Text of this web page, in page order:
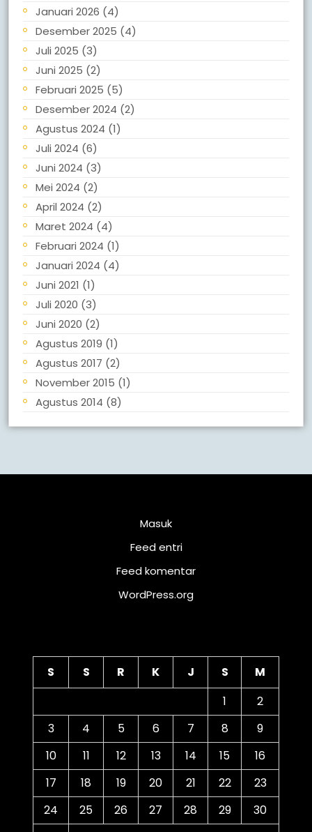
Januari 2026 (4)
Desember 2025 (4)
Juli 2025 (3)
Juni 2025 (2)
Februari 2025 (5)
Desember 2024 (2)
Agustus 2024 (1)
Juli 2024 (6)
Juni 2024 (3)
Mei 2024 (2)
April 2024 (2)
Maret 2024 (4)
Februari 2024 (1)
Januari 2024 (4)
Juni 2021 (1)
Juli 2020 (3)
Juni 2020 (2)
Agustus 2019 (1)
Agustus 2017 (2)
November 2015 (1)
Agustus 2014 (8)
Masuk
Feed entri
Feed komentar
WordPress.org
S S R K J S
M
1
2
3
4 5 6 7 8
9
10
11 12 13 14 15
16
17
18 19 20 21 22
23
24
25 26 27 28 29
30